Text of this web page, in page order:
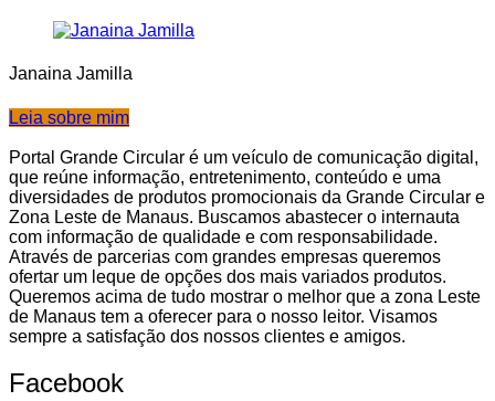
Janaina Jamilla
Leia sobre mim
Portal Grande Circular é um veículo de comunicação digital,
que reúne informação, entretenimento, conteúdo e uma
diversidades de produtos promocionais da Grande Circular e
Zona Leste de Manaus. Buscamos abastecer o internauta
com informação de qualidade e com responsabilidade.
Através de parcerias com grandes empresas queremos
ofertar um leque de opções dos mais variados produtos.
Queremos acima de tudo mostrar o melhor que a zona Leste
de Manaus tem a oferecer para o nosso leitor. Visamos
sempre a satisfação dos nossos clientes e amigos.
Facebook